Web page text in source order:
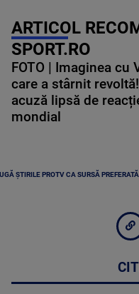
ARTICOL
SPORT.RO
FOTO | Imaginea cu
care a stârnit
acuză lipsă de
mondial
ȘTIRILE PROTV CA SURSĂ PREFERATĂ